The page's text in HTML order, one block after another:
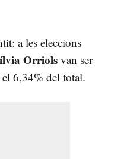
a les eleccions
Orriols van ser
6,34% del total.